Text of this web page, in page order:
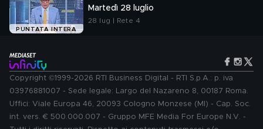
PUNTATA INTERA
Martedì 28 luglio
28 lug | Rete 4
Copyright ©1999-2026 RTI Business Digital - RTI S.p.A.: p. iva
03976881007 - Sede legale: Largo del Nazareno 8, 00187 Roma.
Uffici: Viale Europa 46, 20093 Cologno Monzese (MI) - Cap. Soc.
int. vers. € 500.000.007 - Gruppo MFE Media For Europe N.V. -